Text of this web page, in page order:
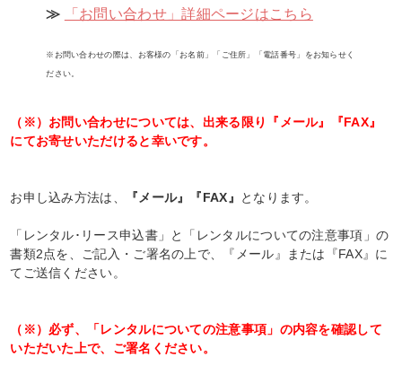
≫ 「お問い合わせ」詳細ページはこちら
※お問い合わせの際は、お客様の「お名前」「ご住所」「電話番号」をお知らせく
ださい。
（※）お問い合わせについては、出来る限り『メール』『FAX』
にてお寄せいただけると幸いです。
お申し込み方法は、 『メール』『FAX』 となります。
「レンタル･リース申込書」と「レンタルについての注意事項」の
書類2点を、ご記入・ご署名の上で、『メール』または『FAX』に
てご送信ください。
（※）必ず、「レンタルについての注意事項」の内容を確認して
いただいた上で、ご署名ください。